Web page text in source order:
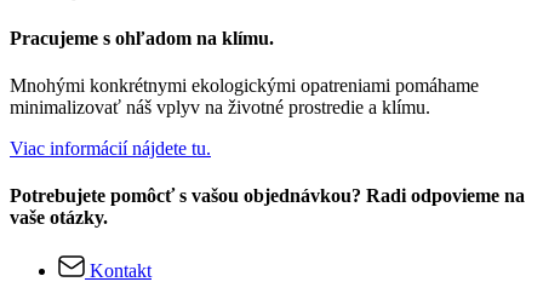
Pracujeme s ohľadom na klímu.
Mnohými konkrétnymi ekologickými opatreniami pomáhame
minimalizovať náš vplyv na životné prostredie a klímu.
Viac informácií nájdete tu.
Potrebujete pomôcť s vašou objednávkou? Radi odpovieme na
vaše otázky.
Kontakt